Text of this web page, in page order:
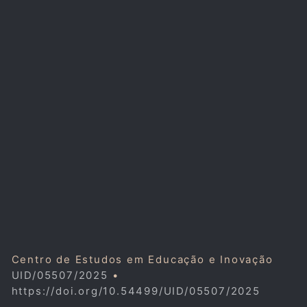
Centro de Estudos em Educação e Inovação
UID/05507/2025 •
https://doi.org/10.54499/UID/05507/2025